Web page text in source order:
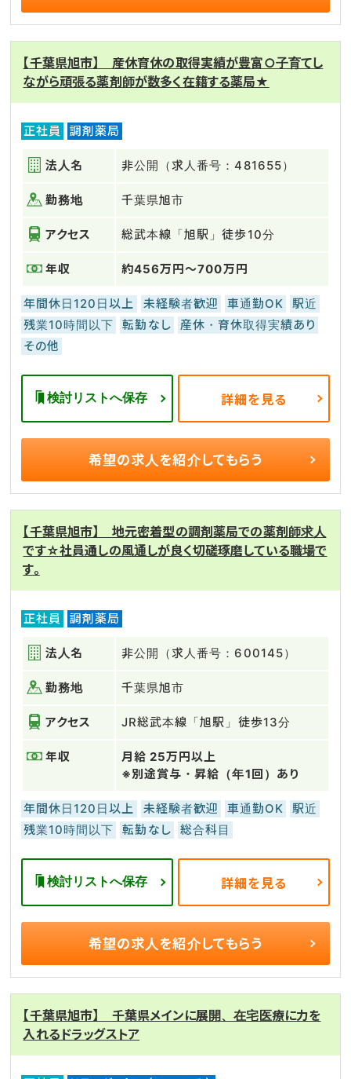
【千葉県旭市】 産休育休の取得実績が豊富○子育てし
ながら頑張る薬剤師が数多く在籍する薬局★
正社員 調剤薬局
法人名 非公開（求人番号：481655）
勤務地 千葉県旭市
アクセス 総武本線「旭駅」徒歩10分
年収 約456万円～700万円
年間休日120日以上 未経験者歓迎 車通勤OK
駅近
残業10時間以下
転勤なし
産休・育休取得実績あり
その他
検討リストへ保存 詳細を見る
希望の求人を紹介してもらう
【千葉県旭市】 地元密着型の調剤薬局での薬剤師求人
です☆社員通しの風通しが良く切磋琢磨している職場で
す。
正社員 調剤薬局
法人名 非公開（求人番号：600145）
勤務地 千葉県旭市
アクセス JR総武本線「旭駅」徒歩13分
年収
月給 25万円以上
※別途賞与・昇給（年1回）あり
年間休日120日以上 未経験者歓迎 車通勤OK
駅近
残業10時間以下
転勤なし 総合科目
検討リストへ保存 詳細を見る
希望の求人を紹介してもらう
【千葉県旭市】 千葉県メインに展開、在宅医療に力を
入れるドラッグストア